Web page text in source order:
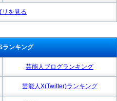
リを見る
ランキング
芸能人ブログランキング
芸能人X(Twitter)ランキング